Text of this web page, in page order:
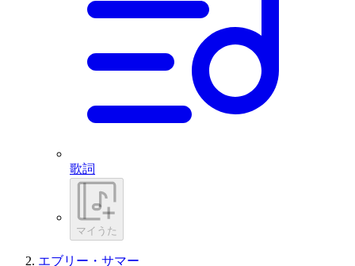
歌詞
マイうた
エブリー・サマー